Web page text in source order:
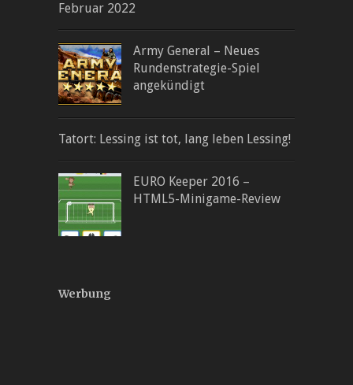
Februar 2022
Army General – Neues
Rundenstrategie-Spiel
angekündigt
Tatort: Lessing ist tot, lang leben Lessing!
EURO Keeper 2016 –
HTML5-Minigame-Review
Werbung